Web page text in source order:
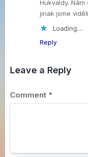
Hukvaldy.
jinak jsme
Loading...
Reply
Leave a Reply
Comment *